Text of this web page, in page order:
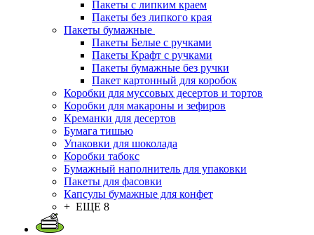
Пакеты с липким краем
Пакеты без липкого края
Пакеты бумажные
Пакеты Белые с ручками
Пакеты Крафт с ручками
Пакеты бумажные без ручки
Пакет картонный для коробок
Коробки для муссовых десертов и тортов
Коробки для макароны и зефиров
Креманки для десертов
Бумага тишью
Упаковки для шоколада
Коробки табокс
Бумажный наполнитель для упаковки
Пакеты для фасовки
Капсулы бумажные для конфет
+ ЕЩЕ 8